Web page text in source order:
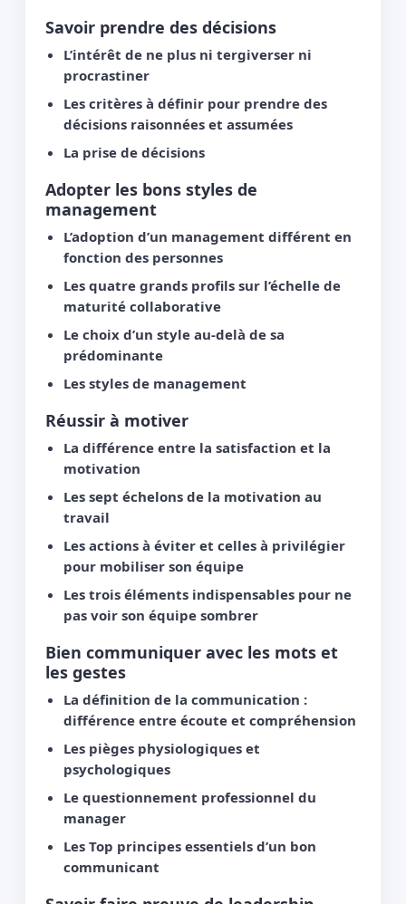
Savoir prendre des décisions
L’intérêt de ne plus ni tergiverser ni
procrastiner
Les critères à définir pour prendre des
décisions raisonnées et assumées
La prise de décisions
Adopter les bons styles de
management
L’adoption d’un management différent en
fonction des personnes
Les quatre grands profils sur l’échelle de
maturité collaborative
Le choix d’un style au-delà de sa
prédominante
Les styles de management
Réussir à motiver
La différence entre la satisfaction et la
motivation
Les sept échelons de la motivation au
travail
Les actions à éviter et celles à privilégier
pour mobiliser son équipe
Les trois éléments indispensables pour ne
pas voir son équipe sombrer
Bien communiquer avec les mots et
les gestes
La définition de la communication :
différence entre écoute et compréhension
Les pièges physiologiques et
psychologiques
Le questionnement professionnel du
manager
Les Top principes essentiels d’un bon
communicant